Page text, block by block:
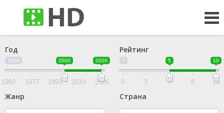
Год
1960 2000 2026
1960 1977 1993 2010 2026
Рейтинг
0 5 10
0 3 5 8 10
Жанр Страна